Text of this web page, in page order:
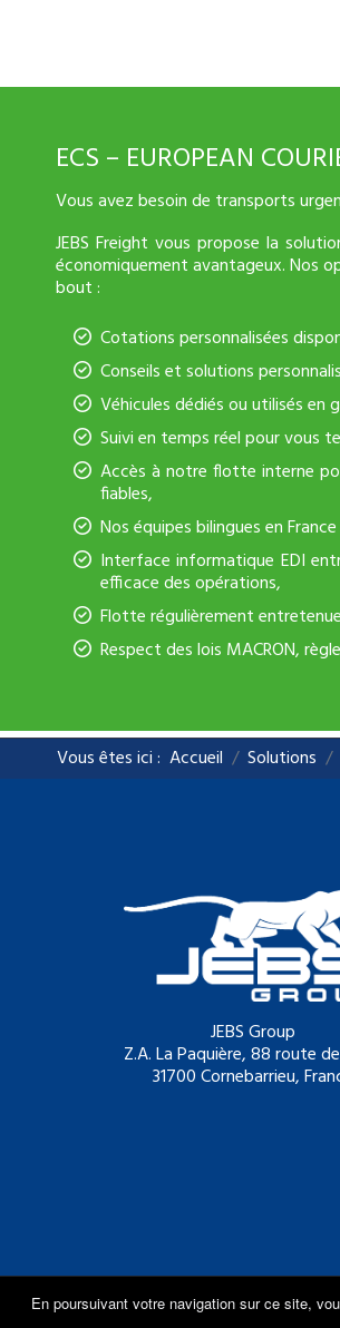
ECS – EUROPEAN
Vous avez besoin de transports
JEBS Freight vous propose la
économiquement avantageux. Nos
bout :
Cotations personnalisées
Conseils et solutions
Véhicules dédiés ou utilisés en
Suivi en temps réel pour vous
Accès à notre flotte interne
fiables,
Nos équipes bilingues en
Interface informatique EDI
efficace des opérations,
Flotte régulièrement
Respect des lois MACRON,
Vous êtes ici : Accueil Solutions
JEBS Group
Z.A. La Paquière, 88 route
31700 Cornebarrieu,
En poursuivant votre navigation sur ce site,